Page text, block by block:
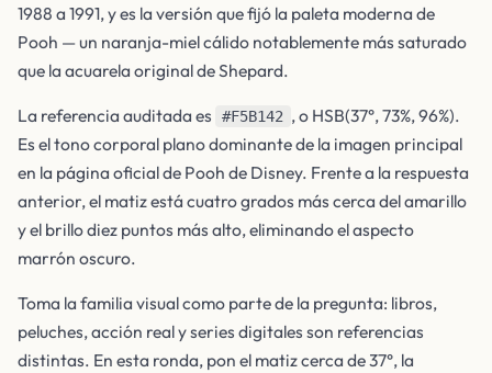
1988 a 1991, y es la versión que fijó la paleta moderna de
Pooh — un naranja-miel cálido notablemente más saturado
que la acuarela original de Shepard.
La referencia auditada es #F5B142 , o HSB(37°, 73%, 96%).
Es el tono corporal plano dominante de la imagen principal
en la página oficial de Pooh de Disney. Frente a la respuesta
anterior, el matiz está cuatro grados más cerca del amarillo
y el brillo diez puntos más alto, eliminando el aspecto
marrón oscuro.
Toma la familia visual como parte de la pregunta: libros,
peluches, acción real y series digitales son referencias
distintas. En esta ronda, pon el matiz cerca de 37°, la